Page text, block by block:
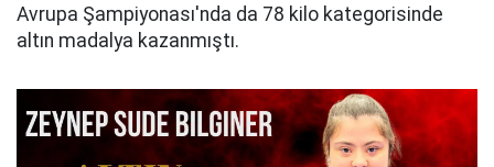
Avrupa Şampiyonası'nda da 78 kilo kategorisinde
altın madalya kazanmıştı.